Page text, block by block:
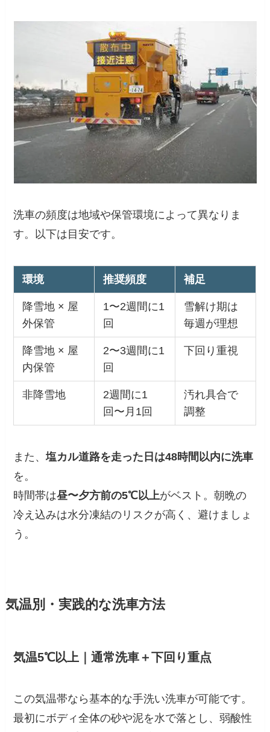
洗車の頻度は地域や保管環境によって異なりま
す。以下は目安です。
環境 推奨頻度 補足
降雪地 × 屋
外保管
1〜2週間に1
回
雪解け期は
毎週が理想
降雪地 × 屋
内保管
2〜3週間に1
回
下回り重視
非降雪地
2週間に1
回〜月1回
汚れ具合で
調整
また、塩カル道路を走った日は48時間以内に洗車
を。
時間帯は昼〜夕方前の5℃以上がベスト。朝晩の
冷え込みは水分凍結のリスクが高く、避けましょ
う。
気温別・実践的な洗車方法
気温5℃以上｜通常洗車＋下回り重点
この気温帯なら基本的な手洗い洗車が可能です。
最初にボディ全体の砂や泥を水で落とし、弱酸性